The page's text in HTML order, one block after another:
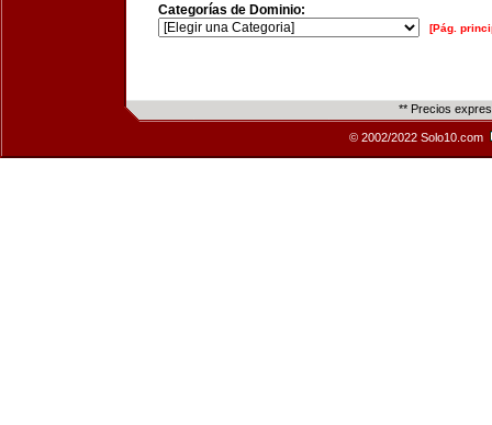
Categorías de Dominio:
[Pág.
** Precios
© 2002/2022 Solo10.com